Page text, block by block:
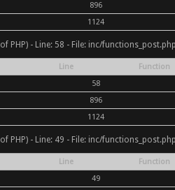
896
1124
- Line: 58 - File: inc/
Line
Function
58
896
1124
- Line: 49 - File: inc/
Line
Function
49